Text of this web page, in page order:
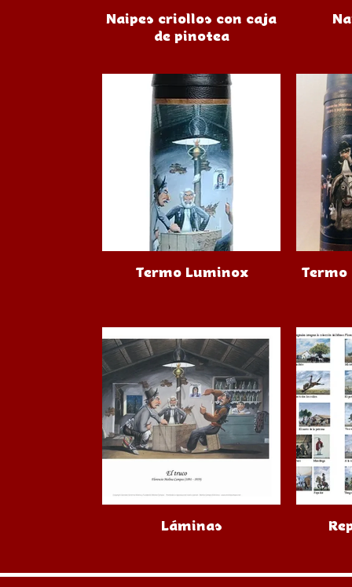
Naipes criollos con caja
de pinotea
Termo Luminox Termo
Láminas